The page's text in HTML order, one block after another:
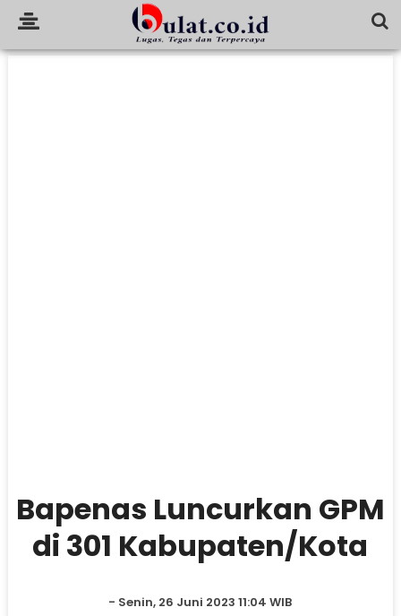
Bapenas Luncurkan GPM
di 301 Kabupaten/Kota
- Senin, 26 Juni 2023 11:04 WIB